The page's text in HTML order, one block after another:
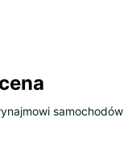
samochodów